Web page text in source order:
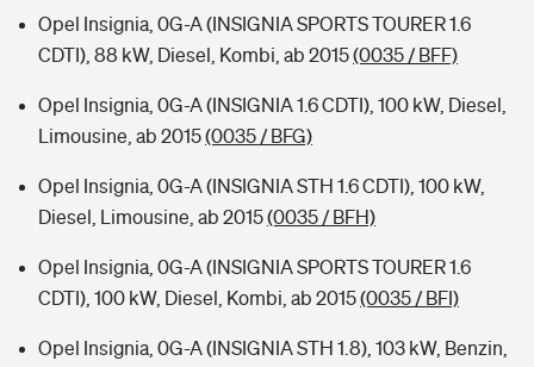
Opel Insignia, 0G-A (INSIGNIA SPORTS TOURER 1.6
CDTI), 88 kW, Diesel, Kombi, ab 2015(0035 / BFF)
Opel Insignia, 0G-A (INSIGNIA 1.6 CDTI), 100 kW, Diesel,
Limousine, ab 2015(0035 / BFG)
Opel Insignia, 0G-A (INSIGNIA STH 1.6 CDTI), 100 kW,
Diesel, Limousine, ab 2015(0035 / BFH)
Opel Insignia, 0G-A (INSIGNIA SPORTS TOURER 1.6
CDTI), 100 kW, Diesel, Kombi, ab 2015(0035 / BFI)
Opel Insignia, 0G-A (INSIGNIA STH 1.8), 103 kW, Benzin,